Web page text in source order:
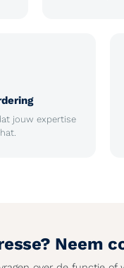
jouw expertise
Neem